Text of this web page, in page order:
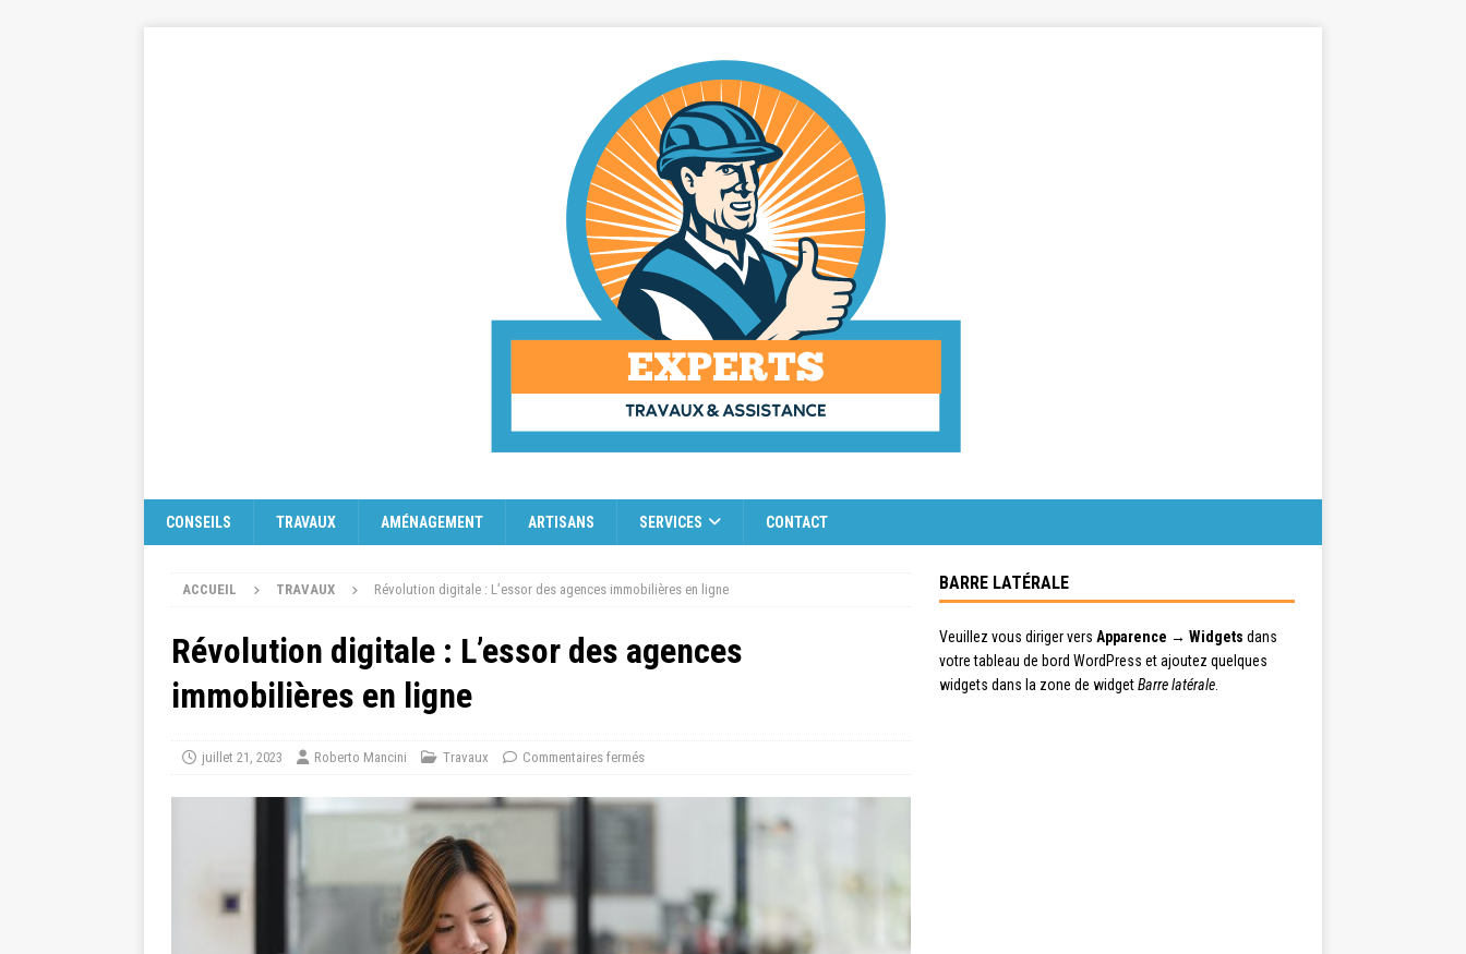
CONSEILS TRAVAUX AMÉNAGEMENT ARTISANS SERVICES CONTACT
ACCUEIL TRAVAUX Révolution digitale : L’essor des agences immobilières en ligne
Révolution digitale : L’essor des agences
immobilières en ligne
juillet 21, 2023 Roberto Mancini Travaux Commentaires fermés
BARRE LATÉRALE
Veuillez vous diriger vers Apparence → Widgets dans
votre tableau de bord WordPress et ajoutez quelques
widgets dans la zone de widgetBarre latérale.